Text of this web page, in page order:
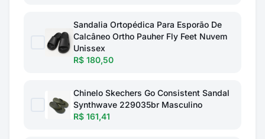
Sandalia Ortopédica Para Esporão De
Calcâneo Ortho Pauher Fly Feet Nuvem
Unissex
R$ 180,50
Chinelo Skechers Go Consistent Sandal
Synthwave 229035br Masculino
R$ 161,41